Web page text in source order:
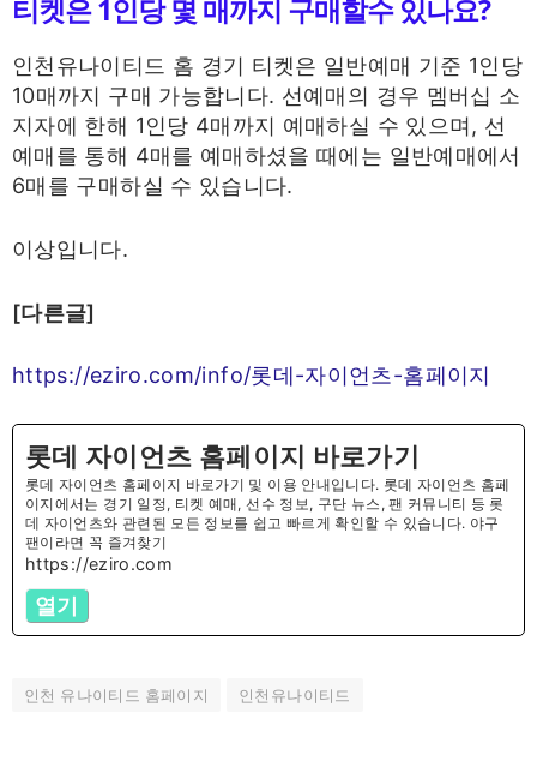
티켓은 1인당 몇 매까지 구매할수 있나요?
인천유나이티드 홈 경기 티켓은 일반예매 기준 1인당
10매까지 구매 가능합니다. 선예매의 경우 멤버십 소
지자에 한해 1인당 4매까지 예매하실 수 있으며, 선
예매를 통해 4매를 예매하셨을 때에는 일반예매에서
6매를 구매하실 수 있습니다.
이상입니다.
[다른글]
https://eziro.com/info/롯데-자이언츠-홈페이지
롯데 자이언츠 홈페이지 바로가기
롯데 자이언츠 홈페이지 바로가기 및 이용 안내입니다. 롯데 자이언츠 홈페
이지에서는 경기 일정, 티켓 예매, 선수 정보, 구단 뉴스, 팬 커뮤니티 등 롯
데 자이언츠와 관련된 모든 정보를 쉽고 빠르게 확인할 수 있습니다. 야구
팬이라면 꼭 즐겨찾기
https://eziro.com
열기
인천 유나이티드 홈페이지 인천유나이티드